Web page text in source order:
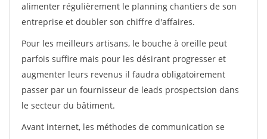
alimenter régulièrement le planning chantiers de son
entreprise et doubler son chiffre d'affaires.
Pour les meilleurs artisans, le bouche à oreille peut
parfois suffire mais pour les désirant progresser et
augmenter leurs revenus il faudra obligatoirement
passer par un fournisseur de leads prospectsion dans
le secteur du bâtiment.
Avant internet, les méthodes de communication se